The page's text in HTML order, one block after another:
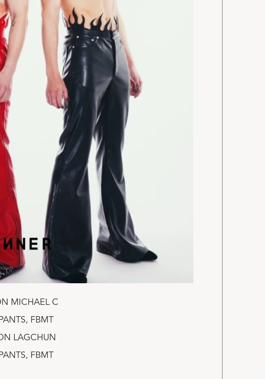
MICHAEL C
FBMT
LAGCHUN
FBMT